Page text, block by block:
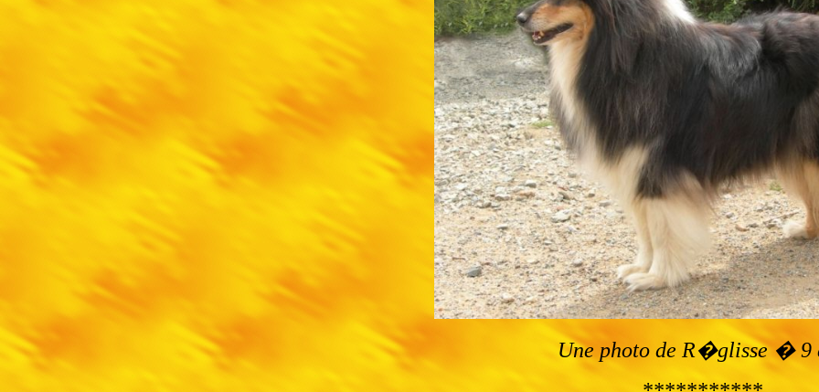
Une photo de R�glisse � 9